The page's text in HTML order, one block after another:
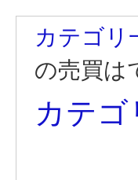
カテゴリ
の売買は
カテゴ